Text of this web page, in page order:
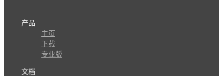
产品
主页
下载
专业版
文档